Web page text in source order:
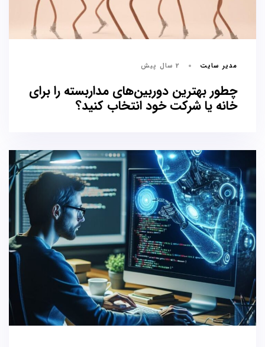
مدیر سایت 2 سال پیش
چطور بهترین دوربین‌های مداربسته را برای
خانه یا شرکت خود انتخاب کنید؟